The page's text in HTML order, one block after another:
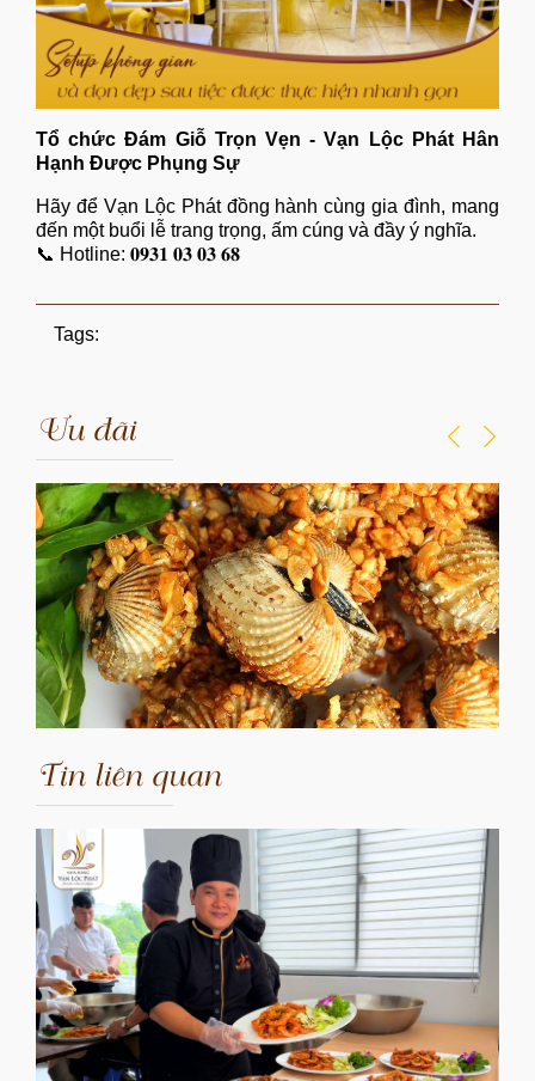
Tổ chức Đám Giỗ Trọn Vẹn - Vạn Lộc Phát Hân
Hạnh Được Phụng Sự
Hãy để Vạn Lộc Phátđồng hành cùng gia đình, mang
đến một buổi lễ trang trọng, ấm cúng và đầy ý nghĩa.
📞 Hotline: 𝟎𝟗𝟑𝟏 𝟎𝟑 𝟎𝟑 𝟔𝟖
Tags:
Ưu đãi
Tin liên quan